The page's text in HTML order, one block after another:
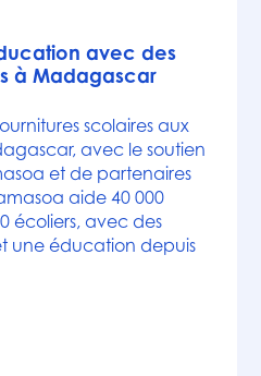
avec des
à Madagascar
scolaires aux
avec le soutien
et de partenaires
aide 40 000
écoliers, avec des
une éducation depuis